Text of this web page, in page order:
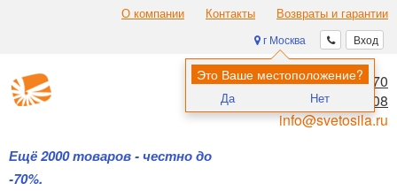
О компании Контакты Возвраты и гарантии
Вход
г Москва
Это Ваше местоположение?
Да Нет
Ещё 2000 товаров - честно до
-70%.
8 (495) 970-00-70
8 (800) 700-11-08
info@svetosila.ru